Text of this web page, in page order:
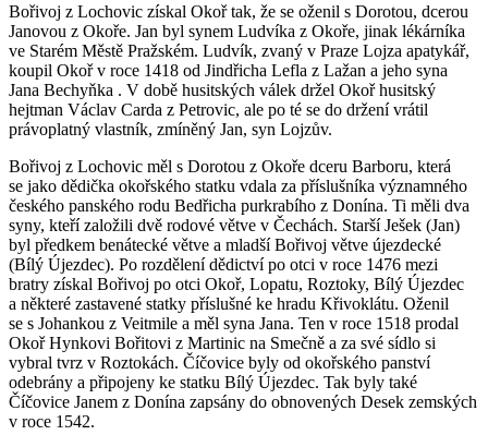
Bořivoj z Lochovic získal Okoř tak, že se oženil s Dorotou, dcerou
Janovou z Okoře. Jan byl synem Ludvíka z Okoře, jinak lékárníka
ve Starém Městě Pražském. Ludvík, zvaný v Praze Lojza apatykář,
koupil Okoř v roce 1418 od Jindřicha Lefla z Lažan a jeho syna
Jana Bechyňka . V době husitských válek držel Okoř husitský
hejtman Václav Carda z Petrovic, ale po té se do držení vrátil
právoplatný vlastník, zmíněný Jan, syn Lojzův.
Bořivoj z Lochovic měl s Dorotou z Okoře dceru Barboru, která
se jako dědička okořského statku vdala za příslušníka významného
českého panského rodu Bedřicha purkrabího z Donína. Ti měli dva
syny, kteří založili dvě rodové větve v Čechách. Starší Ješek (Jan)
byl předkem benátecké větve a mladší Bořivoj větve újezdecké
(Bílý Újezdec). Po rozdělení dědictví po otci v roce 1476 mezi
bratry získal Bořivoj po otci Okoř, Lopatu, Roztoky, Bílý Újezdec
a některé zastavené statky příslušné ke hradu Křivoklátu. Oženil
se s Johankou z Veitmile a měl syna Jana. Ten v roce 1518 prodal
Okoř Hynkovi Bořitovi z Martinic na Smečně a za své sídlo si
vybral tvrz v Roztokách. Číčovice byly od okořského panství
odebrány a připojeny ke statku Bílý Újezdec. Tak byly také
Číčovice Janem z Donína zapsány do obnovených Desek zemských
v roce 1542.